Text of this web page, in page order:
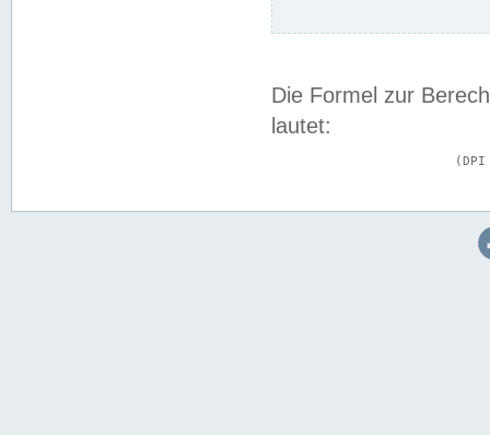
Die Formel zur
lautet: